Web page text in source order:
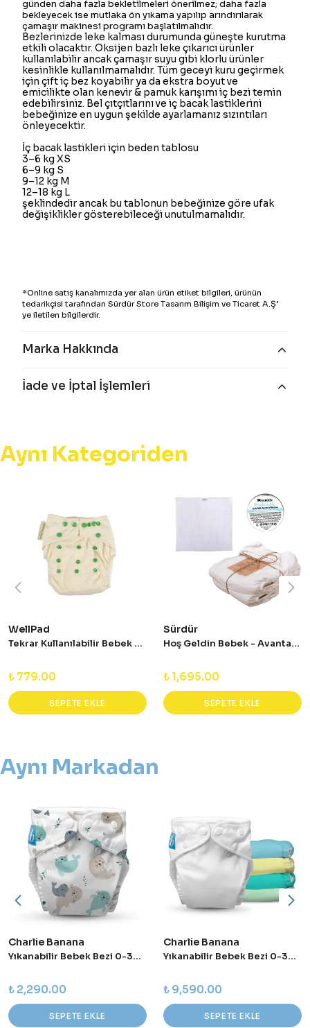
günden daha fazla bekletilmeleri önerilmez; daha fazla
bekleyecek ise mutlaka ön yıkama yapılıp arındırılarak
çamaşır makinesi programı başlatılmalıdır.
Bezlerinizde leke kalması durumunda güneşte kurutma
etkili olacaktır. Oksijen bazlı leke çıkarıcı ürünler
kullanılabilir ancak çamaşır suyu gibi klorlu ürünler
kesinlikle kullanılmamalıdır. Tüm geceyi kuru geçirmek
için çift iç bez koyabilir ya da ekstra boyut ve
emicilikte olan kenevir & pamuk karışımı iç bezi temin
edebilirsiniz. Bel çıtçıtlarını ve iç bacak lastiklerini
bebeğinize en uygun şekilde ayarlamanız sızıntıları
önleyecektir.
İç bacak lastikleri için beden tablosu
3–6 kg XS
6–9 kg S
9–12 kg M
12–18 kg L
şeklindedir ancak bu tablonun bebeğinize göre ufak
değişiklikler gösterebileceği unutulmamalıdır.
*Online satış kanalımızda yer alan ürün etiket bilgileri, ürünün
tedarikçisi tarafından Sürdür Store Tasarım Bilişim ve Ticaret A.Ş’
ye iletilen bilgilerdir.
Marka Hakkında
İade ve İptal İşlemleri
Aynı Kategoriden
WellPad
Tekrar Kullanılabilir Bebek Bezi - Standart Tek Beden
₺ 779.00
SEPETE EKLE
Sürdür
Hoş Geldin Bebek - Avantajlı Set
₺ 1,695.00
SEPETE EKLE
Aynı Markadan
Charlie Banana
Yıkanabilir Bebek Bezi 0-36 Ay Standart (Tek Beden) - Seally
₺ 2,290.00
SEPETE EKLE
Charlie Banana
Yıkanabilir Bebek Bezi 0-36 Ay Standart (Tek Beden) – 5’li Paket - Pastel
₺ 9,590.00
SEPETE EKLE